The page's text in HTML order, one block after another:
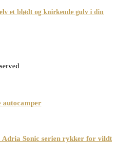
et blødt og knirkende gulv i din
autocamper
Adria Sonic serien rykker for vildt